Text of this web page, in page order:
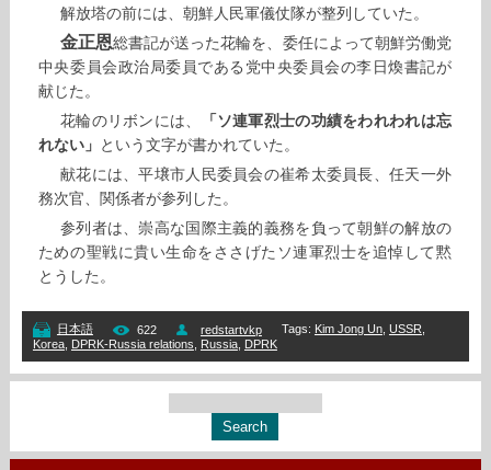
解放塔の前には、朝鮮人民軍儀仗隊が整列していた。
金正恩総書記が送った花輪を、委任によって朝鮮労働党
中央委員会政治局委員である党中央委員会の李日煥書記が
献じた。
花輪のリボンには、
「ソ連軍烈士の功績をわれわれは忘
れない」 という文字が書かれていた。
献花には、平壌市人民委員会の崔希太委員長、任天一外
務次官、関係者が参列した。
参列者は、崇高な国際主義的義務を負って朝鮮の解放の
ための聖戦に貴い生命をささげたソ連軍烈士を追悼して黙
とうした。
日本語 622 redstartvkp Tags: Kim Jong Un, USSR
Korea, DPRK-Russia relations Russia, DPRK